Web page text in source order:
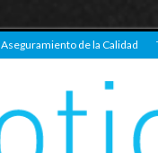
Aseguramiento de la Calidad